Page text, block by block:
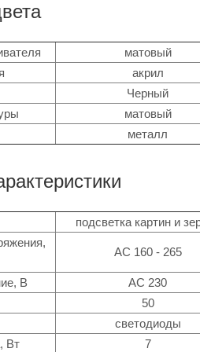
матовый
акрил
Черный
матовый
металл
подсветка картин и
АС 160 - 265
В
АС 230
50
светодиоды
Вт
7